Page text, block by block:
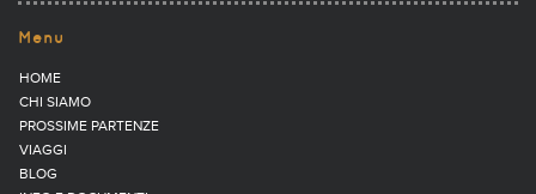
Menu
HOME
CHI SIAMO
PROSSIME PARTENZE
VIAGGI
BLOG